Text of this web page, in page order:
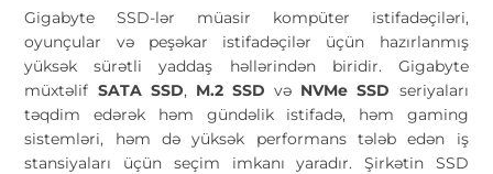
Gigabyte SSD-lər müasir kompüter istifadəçiləri,
oyunçular və peşəkar istifadəçilər üçün hazırlanmış
yüksək sürətli yaddaş həllərindən biridir. Gigabyte
müxtəlif SATA SSD, M.2 SSD və NVMe SSD seriyaları
təqdim edərək həm gündəlik istifadə, həm gaming
sistemləri, həm də yüksək performans tələb edən iş
stansiyaları üçün seçim imkanı yaradır. Şirkətin SSD